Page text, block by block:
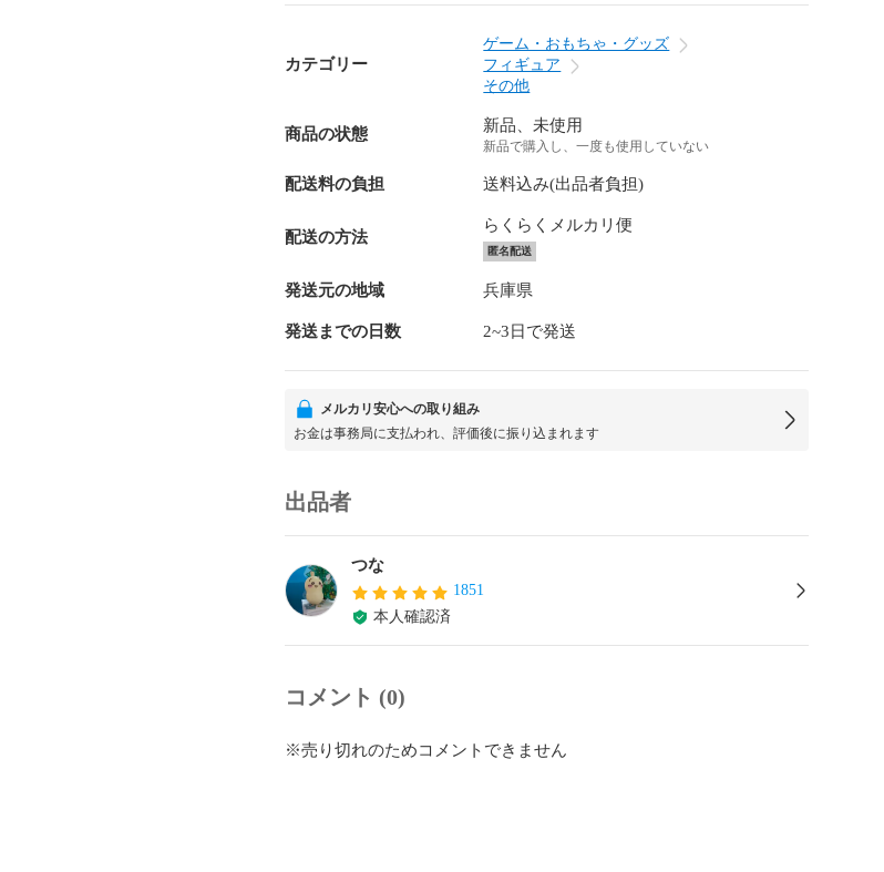
カテゴリー
ゲーム・おもちゃ・グッズ
フィギュア
その他
商品の状態 新品、未使用
新品で購入し、一度も使用していない
配送料の負担 送料込み(出品者負担)
配送の方法
らくらくメルカリ便
匿名配送
発送元の地域 兵庫県
発送までの日数 2~3日で発送
メルカリ安心への取り組み
お金は事務局に支払われ、評価後に振り込まれます
出品者
つな
1851
本人確認済
コメント (0)
※売り切れのためコメントできません